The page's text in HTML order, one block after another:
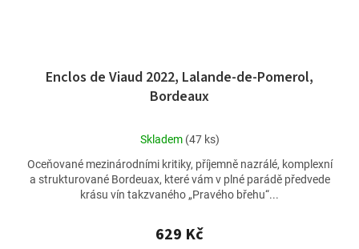
Enclos de Viaud 2022, Lalande-de-Pomerol,
Bordeaux
Průměrné
produktu
je
5,0
5
hvězdiček.
Skladem (47 ks)
629 Kč
Oceňované mezinárodními kritiky, příjemně nazrálé, komplexní
a strukturované Bordeuax, které vám v plné parádě předvede
krásu vín takzvaného „Pravého břehu“...